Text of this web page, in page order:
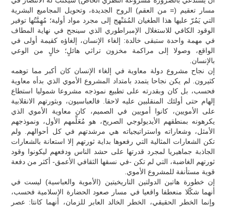
مسار تعقيم (= من العقم) الروح الجديدة، وتحويل المجاميع البشرية
التي يَمُرّ عليها هذا الطغيان المُمَنْهج إلى مجرد مواد أولية؛ مُهِمَّتُها توفير
الوقود الكافي للاستغلال الإمبراطوري الذي سينجح في نهاية المطاف
في مهمة واحدة ستبقى خالدة: إلغاء الإنسان، إلغاؤه كقيمة أولى في
الواقع، وصولا إلى مراكمة مخزون تراثي هائلٍ؛ خالٍ من الوعي
بالإنسان.
إن نجاح مشروع دولة معاوية في إلغاء الإنسان كان أكبر مما توهمه
كثيرون. لم يكن نجاحا يتمدد بامتداد المشروع الأموي الذي بدأه معاوية
فحسب، بل كان وبقدرته على تطبيع نموذجه مشروعا شموليا استطاع
إلهام حتى أولئك المنقلبين عليه لاحقا. فالعباسيون، وبثورتهم الانقلابية
على الأمويين، كانوا أمويين في الصميم، كان معاوية الأموي الذي
يكرهونه بمنطقهم الأيديولوجي الصريح، هو مُعَلِّمهم الأول، ونموذجهم
الأمثل، وشعاراته واستراتيجياته هي مرشدتهم في كل أحوالهم. ولم
تكن الشعارات المثالية التي رفعوها بداية ثورتهم إلا استعانة بالشعارات
الجاذبة جماهيريا لمجرد قدرتها على حشد الناس ودفعهم ليكونوا وقود
ثورتهم الغاضبة، التي لم تكن -في نسقها الثقافي الأعمق- أكثر من دفعة
قوية مستأنفة للمشروع الأموي.
إن خطورة هاتين الدولتين التاريخيتين (الأموية والعباسية) ليست في
أنهما شكّلا منعطفا واقعيا في مسار صعود الحضارة الإسلامية فحسب،
وإنما الخطر الحقيقي، الخطر الخالد العابر للزمان، أنهما كانتا: عصر